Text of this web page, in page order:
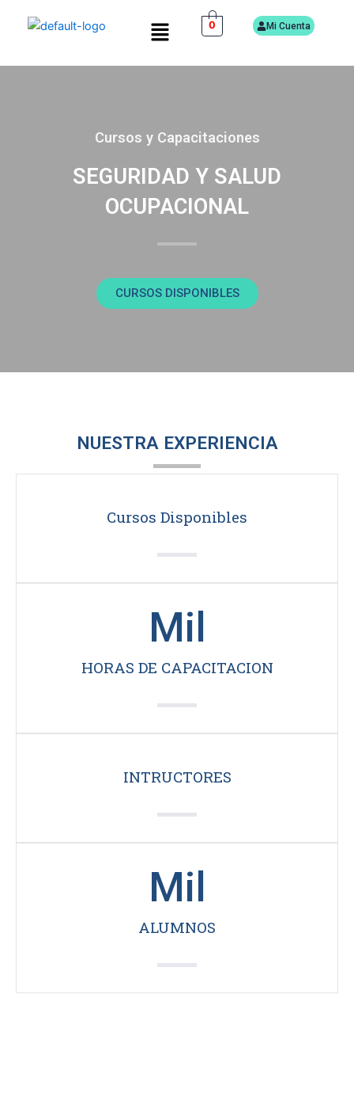
Menú 0 Mi Cuenta
Cursos y Capacitaciones
SEGURIDAD Y SALUD
OCUPACIONAL
CURSOS DISPONIBLES
NUESTRA EXPERIENCIA
Cursos Disponibles
HORAS DE CAPACITACION
Mil
INTRUCTORES
ALUMNOS
Mil